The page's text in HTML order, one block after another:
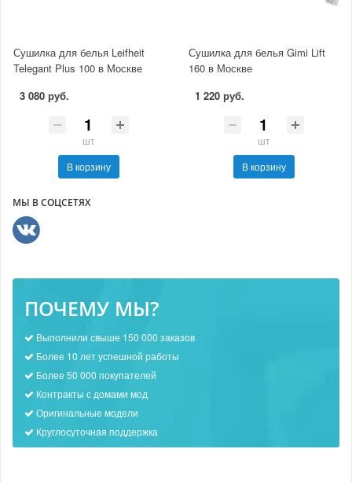
Сушилка для белья Leifheit
Telegant Plus 100 в Москве
3 080 руб.
шт
В корзину
Сушилка для белья Gimi Lift
160 в Москве
1 220 руб.
шт
В корзину
МЫ В СОЦСЕТЯХ
ПОЧЕМУ МЫ?
Выполнили свыше 150 000 заказов
Более 10 лет успешной работы
Более 50 000 покупателей
Контракты с домами мод
Оригинальные модели
Круглосуточная поддержка